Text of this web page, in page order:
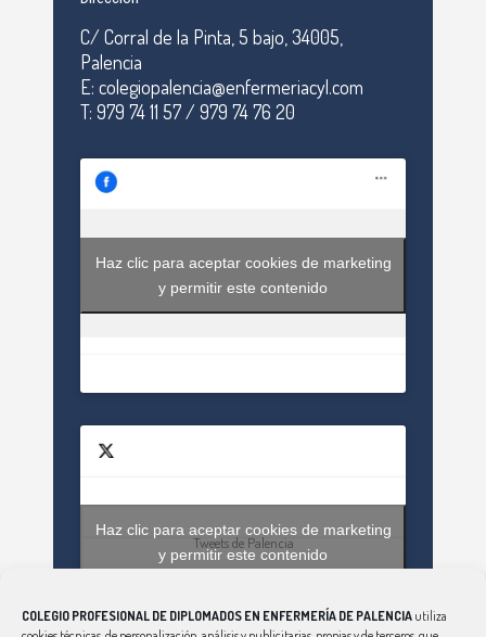
COLEGIO PROFESIONAL DE DIPLOMADOS EN ENFERMERÍA DE PALENCIA utiliza
C/ Corral de la Pinta, 5 bajo, 34005,
Palencia
E: colegiopalencia@enfermeriacyl.com
T: 979 74 11 57 / 979 74 76 20
Haz clic para aceptar cookies de marketing
y permitir este contenido
Tweets de Palencia
Haz clic para aceptar cookies de marketing
y permitir este contenido